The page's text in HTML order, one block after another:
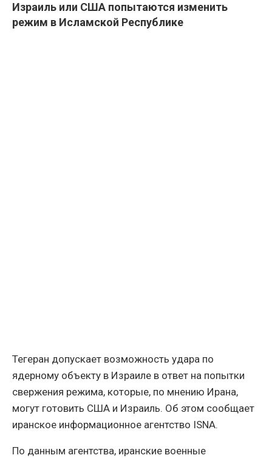
Израиль или США попытаются изменить
режим в Исламской Республике
Тегеран допускает возможность удара по
ядерному объекту в Израиле в ответ на попытки
свержения режима, которые, по мнению Ирана,
могут готовить США и Израиль. Об этом сообщает
иранское информационное агентство ISNA.
По данным агентства, иранские военные